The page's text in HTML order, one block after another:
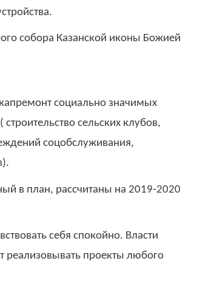
собора Казанской иконы Божией
социально значимых
сельских клубов,
соцобслуживания,
в план, рассчитаны на 2019-2020
себя спокойно. Власти
реализовывать проекты любого